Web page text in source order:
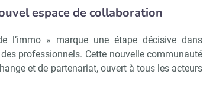
espace de collaboration
l’immo » marque une étape décisive dans
professionnels. Cette nouvelle communauté
et de partenariat, ouvert à tous les acteurs